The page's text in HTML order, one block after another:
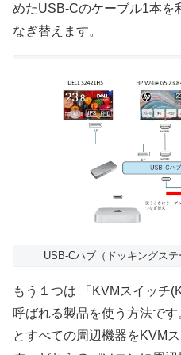
めたUSB-Cのケーブル1本を
なぎ替えます。
USB-Cハブ（ドッキングス
もう１つは 「KVMスイッチ
呼ばれる製品を使う方法で
とすべての周辺機器をKVM